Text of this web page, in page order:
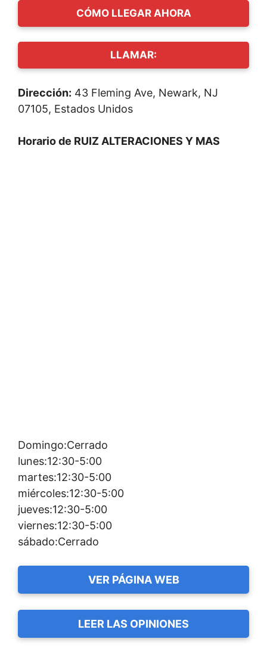
CÓMO LLEGAR AHORA
LLAMAR:
Dirección: 43 Fleming Ave, Newark, NJ
07105, Estados Unidos
Horario de RUIZ ALTERACIONES Y MAS
Domingo:Cerrado
lunes:12:30-5:00
martes:12:30-5:00
miércoles:12:30-5:00
jueves:12:30-5:00
viernes:12:30-5:00
sábado:Cerrado
VER PÁGINA WEB
LEER LAS OPINIONES